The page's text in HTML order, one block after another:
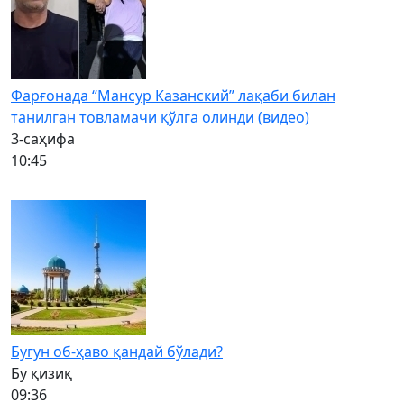
Фарғонада “Мансур Казанский” лақаби билан
танилган товламачи қўлга олинди (видео)
3-саҳифа
10:45
Бугун об-ҳаво қандай бўлади?
Бу қизиқ
09:36